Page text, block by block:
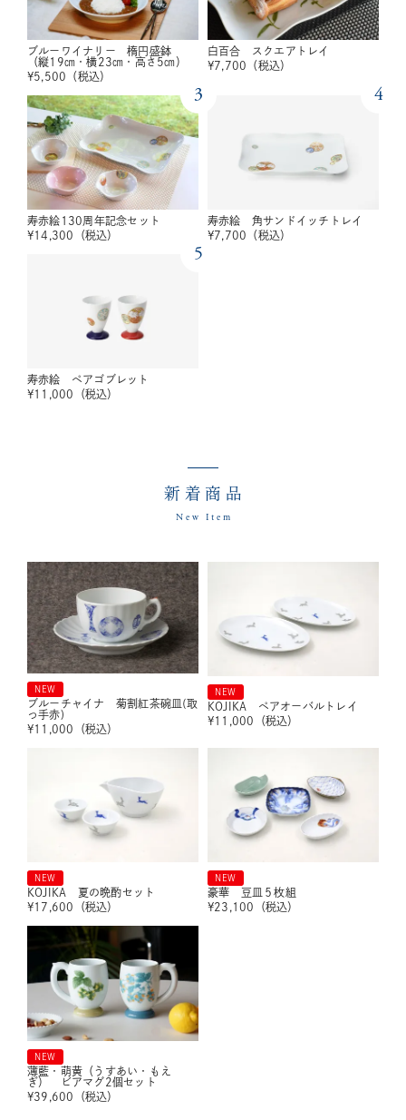
ブルーワイナリー 楕円盛鉢
（縦19㎝・横23㎝・高さ5㎝）
¥5,500 （税込）
白百合 スクエアトレイ
¥7,700 （税込）
3
寿赤絵130周年記念セット
¥14,300 （税込）
4
寿赤絵 角サンドイッチトレイ
¥7,700 （税込）
5
寿赤絵 ペアゴブレット
¥11,000 （税込）
新着商品
New Item
NEW
ブルーチャイナ 菊割紅茶碗皿(取
っ手赤)
¥11,000 （税込）
NEW
KOJIKA ペアオーバルトレイ
¥11,000 （税込）
NEW
KOJIKA 夏の晩酌セット
¥17,600 （税込）
NEW
豪華 豆皿５枚組
¥23,100 （税込）
NEW
薄藍・萌黄（うすあい・もえ
ぎ） ビアマグ2個セット
¥39,600 （税込）